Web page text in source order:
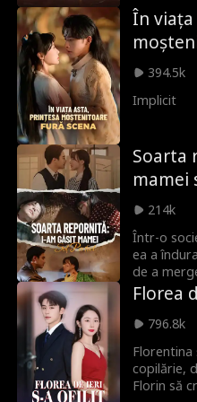
coruptă și
putere.
mute a
femeii
În
394.5k
Implicit
Soarta
mamei
214k
Într-o
ea a
de a
libertate
furia
lăsând-o
înghețat o
și-a găsit
lumina
Florea
796.8k
Florentina
copilărie,
Florin să